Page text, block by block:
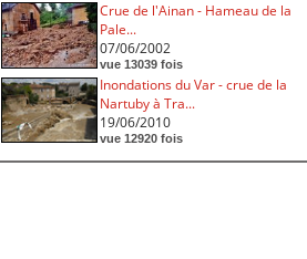
Crue de l'Ainan - Hameau de la
Pale...
07/06/2002
vue 13039 fois
Inondations du Var - crue de la
Nartuby à Tra...
19/06/2010
vue 12920 fois